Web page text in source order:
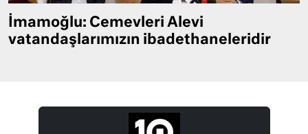
İmamoğlu: Cemevleri Alevi
vatandaşlarımızın ibadethaneleridir